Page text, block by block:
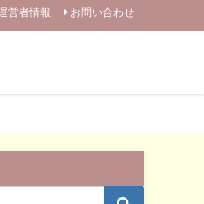
営者情報 お問い合わせ